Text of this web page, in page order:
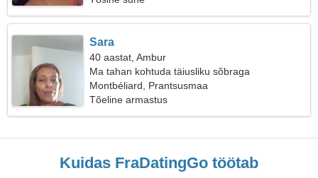
Sara
40 aastat, Ambur
Ma tahan kohtuda täiusliku sõbraga
Montbéliard, Prantsusmaa
Tõeline armastus
Kuidas FraDatingGo töötab